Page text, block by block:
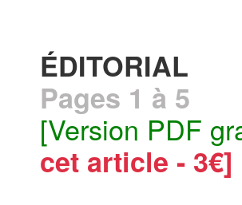
ÉDITORIAL
Pages 1 à 5
[Version PDF
cet article - 3€]